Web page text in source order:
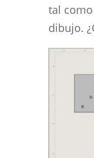
tal
dibujo.